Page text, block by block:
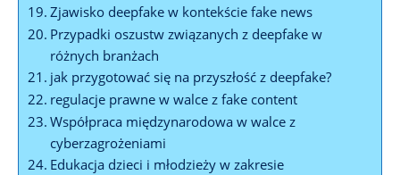
Zjawisko deepfake w kontekście fake news
Przypadki oszustw związanych⁣ z deepfake⁤ w
różnych branżach
jak przygotować ​się ⁢na przyszłość z deepfake?
regulacje prawne w‍ walce z fake content
Współpraca międzynarodowa w ​walce z
cyberzagrożeniami
Edukacja dzieci i młodzieży w zakresie